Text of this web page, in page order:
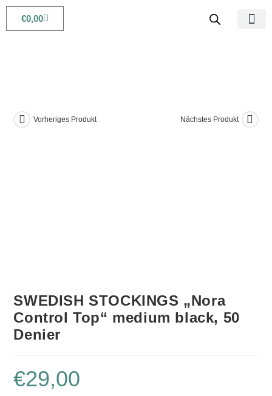
€0,00
Vorheriges Produkt Nächstes Produkt
SWEDISH STOCKINGS „Nora
Control Top“ medium black, 50
Denier
€29,00